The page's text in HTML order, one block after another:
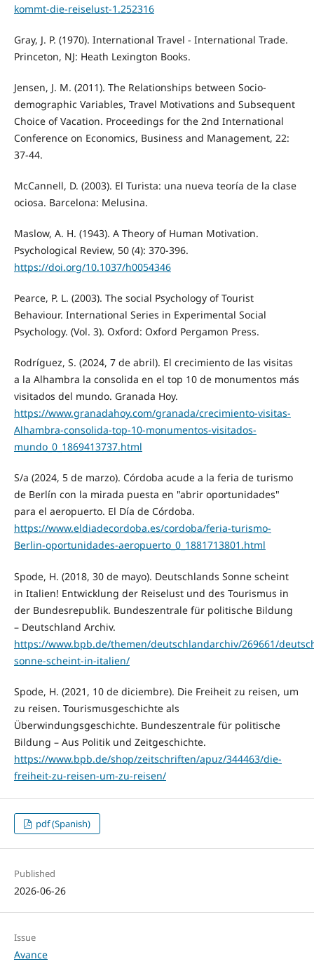
kommt-die-reiselust-1.252316
Gray, J. P. (1970). International Travel - International Trade.
Princeton, NJ: Heath Lexington Books.
Jensen, J. M. (2011). The Relationships between Socio-
demographic Variables, Travel Motivations and Subsequent
Choice of Vacation. Proceedings for the 2nd International
Conference on Economics, Business and Management, 22:
37-44.
McCannell, D. (2003). El Turista: una nueva teoría de la clase
ociosa. Barcelona: Melusina.
Maslow, A. H. (1943). A Theory of Human Motivation.
Psychological Review, 50 (4): 370-396.
https://doi.org/10.1037/h0054346
Pearce, P. L. (2003). The social Psychology of Tourist
Behaviour. International Series in Experimental Social
Psychology. (Vol. 3). Oxford: Oxford Pergamon Press.
Rodríguez, S. (2024, 7 de abril). El crecimiento de las visitas
a la Alhambra la consolida en el top 10 de monumentos más
visitados del mundo. Granada Hoy.
https://www.granadahoy.com/granada/crecimiento-visitas-
Alhambra-consolida-top-10-monumentos-visitados-
mundo_0_1869413737.html
S/a (2024, 5 de marzo). Córdoba acude a la feria de turismo
de Berlín con la mirada puesta en "abrir oportunidades"
para el aeropuerto. El Día de Córdoba.
https://www.eldiadecordoba.es/cordoba/feria-turismo-
Berlin-oportunidades-aeropuerto_0_1881713801.html
Spode, H. (2018, 30 de mayo). Deutschlands Sonne scheint
in Italien! Entwicklung der Reiselust und des Tourismus in
der Bundesrepublik. Bundeszentrale für politische Bildung
– Deutschland Archiv.
https://www.bpb.de/themen/deutschlandarchiv/269661/
sonne-scheint-in-italien/
Spode, H. (2021, 10 de diciembre). Die Freiheit zu reisen, um
zu reisen. Tourismusgeschichte als
Überwindungsgeschichte. Bundeszentrale für politische
Bildung – Aus Politik und Zeitgeschichte.
https://www.bpb.de/shop/zeitschriften/apuz/344463/die-
freiheit-zu-reisen-um-zu-reisen/
pdf (Spanish)
Published
2026-06-26
Issue
Avance